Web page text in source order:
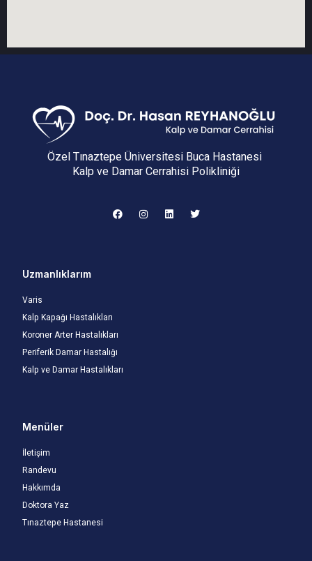
Özel Tınaztepe Üniversitesi Buca Hastanesi
Kalp ve Damar Cerrahisi Polikliniği
Uzmanlıklarım
Varis
Kalp Kapağı Hastalıkları
Koroner Arter Hastalıkları
Periferik Damar Hastalığı
Kalp ve Damar Hastalıkları
Menüler
İletişim
Randevu
Hakkımda
Doktora Yaz
Tınaztepe Hastanesi